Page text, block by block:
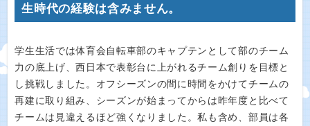
生時代の経験は含みません。
学生生活では体育会自転車部のキャプテンとして部のチーム
力の底上げ、西日本で表彰台に上がれるチーム創りを目標と
し挑戦しました。オフシーズンの間に時間をかけてチームの
再建に取り組み、シーズンが始まってからは昨年度と比べて
チームは見違えるほど強くなりました。私も含め、部員は各